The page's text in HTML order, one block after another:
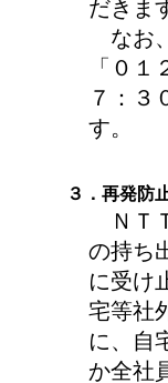
だきま
なお
「０
７：３
す。
３．再発防
ＮＴ
の持ち
に受け
宅等社
に、自
か全社